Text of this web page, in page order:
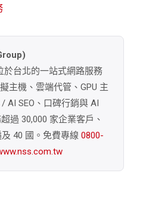
於台北的一站式網路服務
主機、雲端代管、GPU 主
AI SEO、口碑行銷與 AI
過 30,000 家企業客戶、
及 40 國。免費專線0800-